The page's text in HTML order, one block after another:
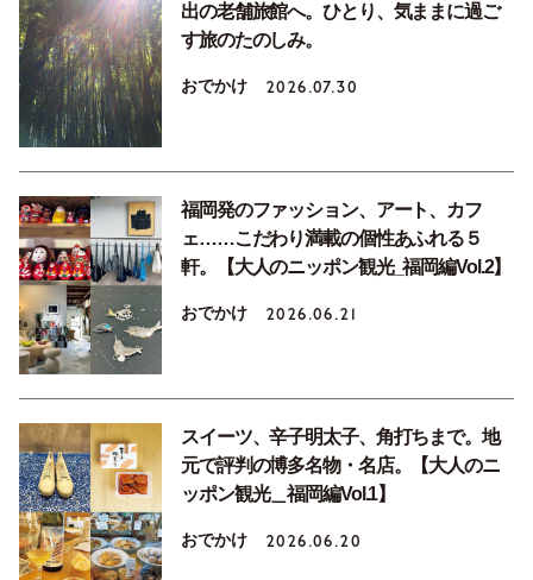
出の老舗旅館へ。ひとり、気ままに過ご
す旅のたのしみ。
おでかけ 2026.07.30
福岡発のファッション、アート、カフ
ェ……こだわり満載の個性あふれる５
軒。【大人のニッポン観光_福岡編Vol.2】
おでかけ 2026.06.21
スイーツ、辛子明太子、角打ちまで。地
元で評判の博多名物・名店。【大人のニ
ッポン観光＿福岡編Vol.1】
おでかけ 2026.06.20